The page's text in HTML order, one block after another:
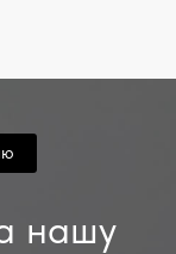
нашу